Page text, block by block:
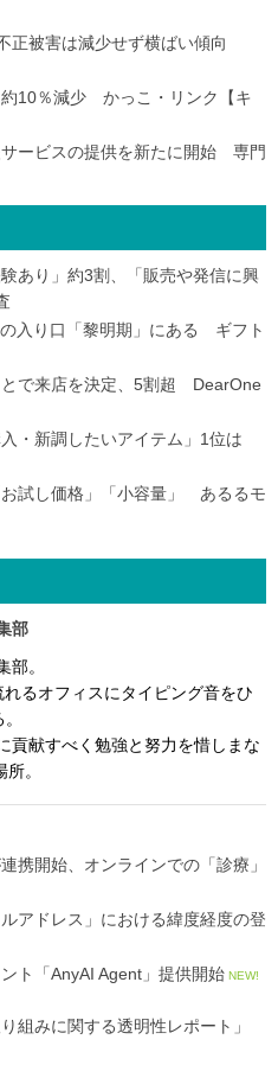
正被害は減少せず横ばい傾向
10％減少 かっこ・リンク【キ
ービスの提供を新たに開始 専門
あり」約3割、「販売や発信に興
入り口「黎明期」にある ギフト
とで来店を決定、5割超 DearOne
・新調したいアイテム」1位は
試し価格」「小容量」 あるるモ
部
部。
るオフィスにタイピング音をひ
貢献すべく勉強と努力を惜しまな
。
携開始、オンラインでの「診療」
アドレス」における緯度経度の登
ト「AnyAI Agent」提供開始 NEW!
組みに関する透明性レポート」